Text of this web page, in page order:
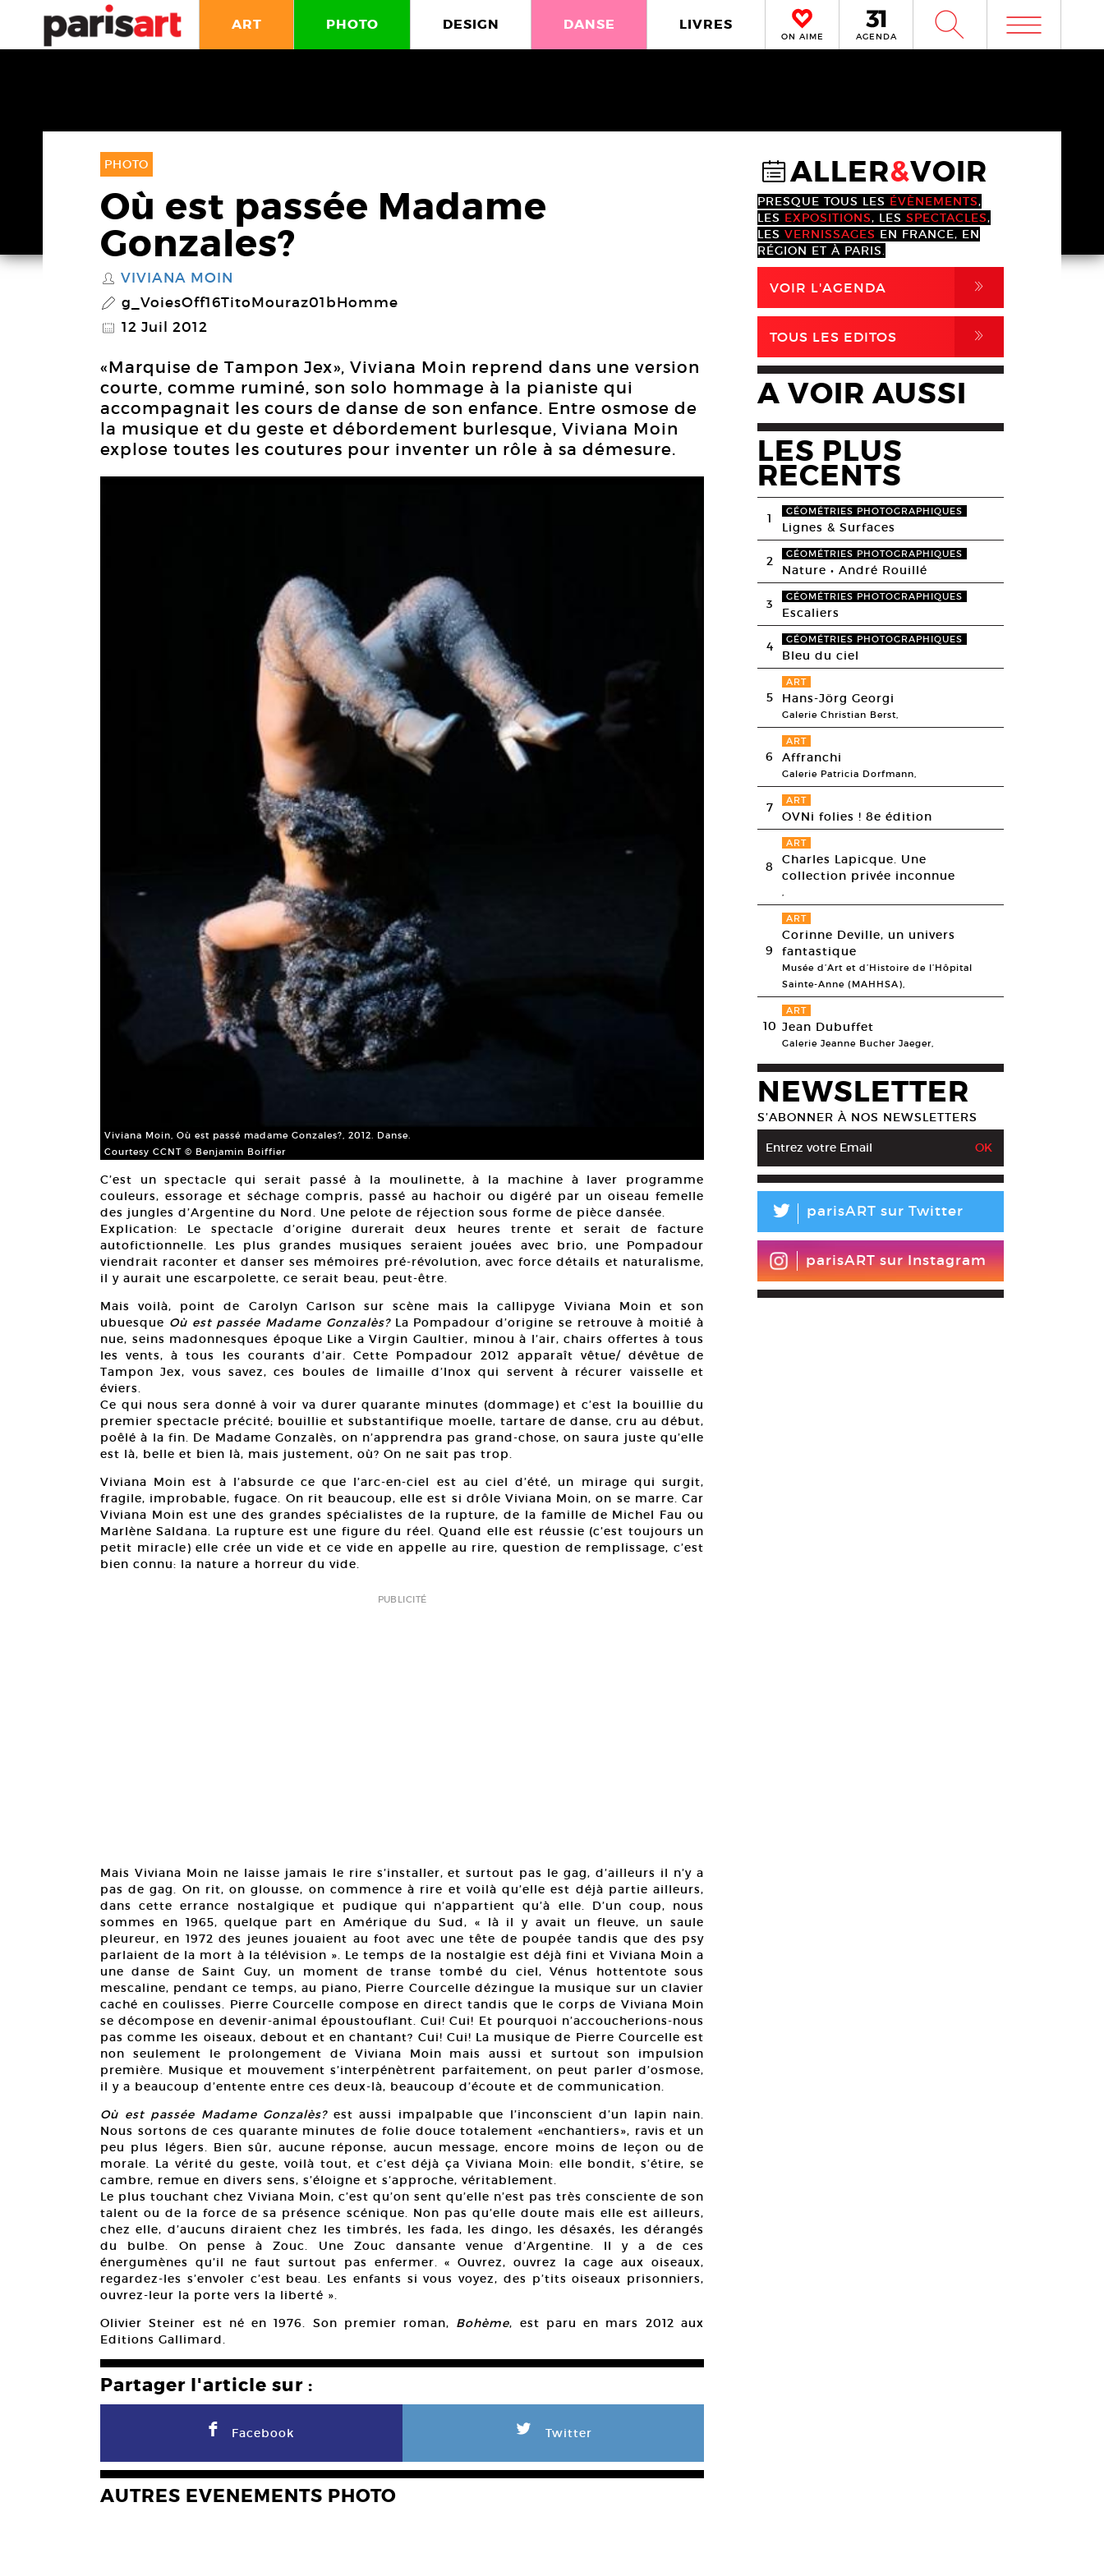
ART PHOTO DESIGN DANSE LIVRES
ON AIME AGENDA W m
PHOTO
Où est passée Madame
Gonzales?
S VIVIANA MOIN
P g_VoiesOff16TitoMouraz01bHomme
@ 12 Juil 2012
«Marquise de Tampon Jex», Viviana Moin reprend dans une version
courte, comme ruminé, son solo hommage à la pianiste qui
accompagnait les cours de danse de son enfance. Entre osmose de
la musique et du geste et débordement burlesque, Viviana Moin
explose toutes les coutures pour inventer un rôle à sa démesure.
Viviana Moin, Où est passé madame Gonzales?, 2012. Danse.
Courtesy CCNT © Benjamin Boiffier
C’est un spectacle qui serait passé à la moulinette, à la machine à laver programme
couleurs, essorage et séchage compris, passé au hachoir ou digéré par un oiseau femelle
des jungles d’Argentine du Nord. Une pelote de réjection sous forme de pièce dansée.
Explication: Le spectacle d’origine durerait deux heures trente et serait de facture
autofictionnelle. Les plus grandes musiques seraient jouées avec brio, une Pompadour
viendrait raconter et danser ses mémoires pré-révolution, avec force détails et naturalisme,
il y aurait une escarpolette, ce serait beau, peut-être.
Mais voilà, point de Carolyn Carlson sur scène mais la callipyge Viviana Moin et son
ubuesque Où est passée Madame Gonzalès?La Pompadour d’origine se retrouve à moitié à
nue, seins madonnesques époque Like a Virgin Gaultier, minou à l’air, chairs offertes à tous
les vents, à tous les courants d’air. Cette Pompadour 2012 apparaît vêtue/ dévêtue de
Tampon Jex, vous savez, ces boules de limaille d’Inox qui servent à récurer vaisselle et
éviers.
Ce qui nous sera donné à voir va durer quarante minutes (dommage) et c’est la bouillie du
premier spectacle précité; bouillie et substantifique moelle, tartare de danse, cru au début,
poêlé à la fin. De Madame Gonzalès, on n’apprendra pas grand-chose, on saura juste qu’elle
est là, belle et bien là, mais justement, où? On ne sait pas trop.
Viviana Moin est à l’absurde ce que l’arc-en-ciel est au ciel d’été, un mirage qui surgit,
fragile, improbable, fugace. On rit beaucoup, elle est si drôle Viviana Moin, on se marre. Car
Viviana Moin est une des grandes spécialistes de la rupture, de la famille de Michel Fau ou
Marlène Saldana. La rupture est une figure du réel. Quand elle est réussie (c’est toujours un
petit miracle) elle crée un vide et ce vide en appelle au rire, question de remplissage, c’est
bien connu: la nature a horreur du vide.
PUBLICITÉ
Mais Viviana Moin ne laisse jamais le rire s’installer, et surtout pas le gag, d’ailleurs il n’y a
pas de gag. On rit, on glousse, on commence à rire et voilà qu’elle est déjà partie ailleurs,
dans cette errance nostalgique et pudique qui n’appartient qu’à elle. D’un coup, nous
sommes en 1965, quelque part en Amérique du Sud, « là il y avait un fleuve, un saule
pleureur, en 1972 des jeunes jouaient au foot avec une tête de poupée tandis que des psy
parlaient de la mort à la télévision ». Le temps de la nostalgie est déjà fini et Viviana Moin a
une danse de Saint Guy, un moment de transe tombé du ciel, Vénus hottentote sous
mescaline, pendant ce temps, au piano, Pierre Courcelle dézingue la musique sur un clavier
caché en coulisses. Pierre Courcelle compose en direct tandis que le corps de Viviana Moin
se décompose en devenir-animal époustouflant. Cui! Cui! Et pourquoi n’accoucherions-nous
pas comme les oiseaux, debout et en chantant? Cui! Cui! La musique de Pierre Courcelle est
non seulement le prolongement de Viviana Moin mais aussi et surtout son impulsion
première. Musique et mouvement s’interpénètrent parfaitement, on peut parler d’osmose,
il y a beaucoup d’entente entre ces deux-là, beaucoup d’écoute et de communication.
Où est passée Madame Gonzalès?est aussi impalpable que l’inconscient d’un lapin nain.
Nous sortons de ces quarante minutes de folie douce totalement «enchantiers», ravis et un
peu plus légers. Bien sûr, aucune réponse, aucun message, encore moins de leçon ou de
morale. La vérité du geste, voilà tout, et c’est déjà ça Viviana Moin: elle bondit, s’étire, se
cambre, remue en divers sens, s’éloigne et s’approche, véritablement.
Le plus touchant chez Viviana Moin, c’est qu’on sent qu’elle n’est pas très consciente de son
talent ou de la force de sa présence scénique. Non pas qu’elle doute mais elle est ailleurs,
chez elle, d’aucuns diraient chez les timbrés, les fada, les dingo, les désaxés, les dérangés
du bulbe. On pense à Zouc. Une Zouc dansante venue d’Argentine. Il y a de ces
énergumènes qu’il ne faut surtout pas enfermer. « Ouvrez, ouvrez la cage aux oiseaux,
regardez-les s’envoler c’est beau. Les enfants si vous voyez, des p’tits oiseaux prisonniers,
ouvrez-leur la porte vers la liberté ».
Olivier Steiner est né en 1976. Son premier roman, Bohème, est paru en mars 2012 aux
Editions Gallimard.
Partager l'article sur :
F Facebook L Twitter
AUTRES EVENEMENTS PHOTO
@ALLER&VOIR
PRESQUE TOUS LES ÉVÈNEMENTS,
LES EXPOSITIONS, LES SPECTACLES,
LES VERNISSAGES EN FRANCE, EN
RÉGION ET À PARIS.
VOIR L'AGENDA ,
TOUS LES EDITOS ,
A VOIR AUSSI
LES PLUS
RECENTS
1 GÉOMÉTRIES PHOTOGRAPHIQUES
Lignes & Surfaces
2 GÉOMÉTRIES PHOTOGRAPHIQUES
Nature • André Rouillé
3 GÉOMÉTRIES PHOTOGRAPHIQUES
Escaliers
4 GÉOMÉTRIES PHOTOGRAPHIQUES
Bleu du ciel
5
ART
Hans-Jörg Georgi
Galerie Christian Berst,
6
ART
Affranchi
Galerie Patricia Dorfmann,
7 ART
OVNi folies ! 8e édition
8
ART
Charles Lapicque. Une
collection privée inconnue
,
9
ART
Corinne Deville, un univers
fantastique
Musée d’Art et d’Histoire de l’Hôpital
Sainte-Anne (MAHHSA),
10
ART
Jean Dubuffet
Galerie Jeanne Bucher Jaeger,
NEWSLETTER
S’ABONNER À NOS NEWSLETTERS
L parisART sur Twitter
parisART sur Instagram